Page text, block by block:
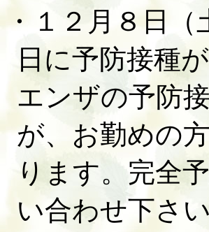
・１２月８日
日に予防接種
エンザの予防
が、お勤めの
ります。完全
い合わせ下さい